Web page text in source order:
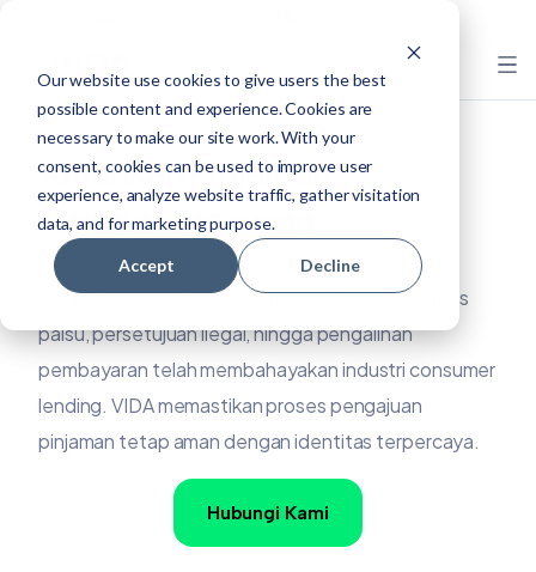
Our website use cookies to give users the best
possible content and experience. Cookies are
necessary to make our site work. With your
consent, cookies can be used to improve user
experience, analyze website traffic, gather visitation
data, and for marketing purpose.
Accept Decline
Amankan Pinjaman,
Jaga Kepercayaan
Penipuan berbasis AI yang menghasilkan identitas
palsu, persetujuan ilegal, hingga pengalihan
pembayaran telah membahayakan industri consumer
lending. VIDA memastikan proses pengajuan
pinjaman tetap aman dengan identitas terpercaya.
Hubungi Kami